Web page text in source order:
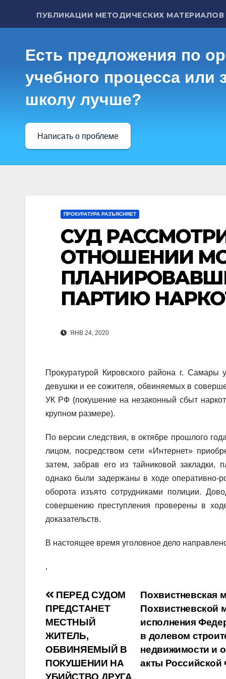
ПУБЛИКАЦИИ МЕТОДИЧЕСКИХ МАТЕРИАЛОВ
Есть предложения по
учебного процесса или
школу лучше?
Написать о проблеме
ПРОКУРАТУРА РАЗЪЯСНЯЕТ
СУД
ОТНОШЕНИИ
ПАРТИЮ
ЯНВ 24, 2020
Прокуратурой Кировского района г. Самары
девушки и ее сожителя, обвиняемых в
УК РФ (покушение на незаконный сбыт
крупном размере).
По версии следствия, в октябре прошлого
лицом, посредством сети «Интернет»
затем, забрав его из тайниковой
однако были задержаны в ходе оперативно-
оборота изъято сотрудниками полиции.
совершению преступления проверены в
доказательств.
В настоящее время уголовное дело
,
Навигация
по
записям
Похвистневская
Похвистневской
исполнения
в долевом
недвижимости и
акты
ПЕРЕД СУДОМ
ПРЕДСТАНЕТ
МЕСТНЫЙ
ЖИТЕЛЬ,
ОБВИНЯЕМЫЙ В
ПОКУШЕНИИ НА